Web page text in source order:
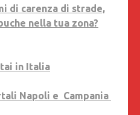
di carenza di strade,
nella tua zona?
in Italia
Napoli e Campania